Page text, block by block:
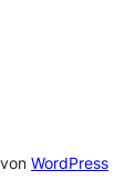
vonWordPress